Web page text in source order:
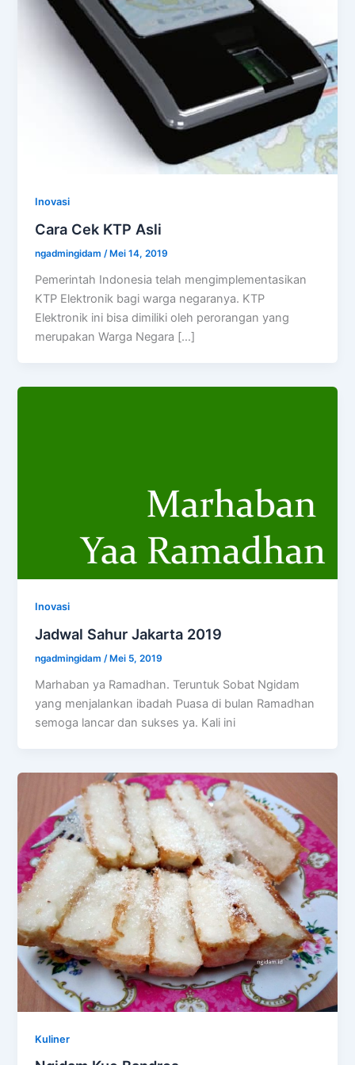
Inovasi
Cara Cek KTP Asli
ngadmingidam /Mei 14, 2019
Pemerintah Indonesia telah mengimplementasikan
KTP Elektronik bagi warga negaranya. KTP
Elektronik ini bisa dimiliki oleh perorangan yang
merupakan Warga Negara […]
Inovasi
Jadwal Sahur Jakarta 2019
ngadmingidam /Mei 5, 2019
Marhaban ya Ramadhan. Teruntuk Sobat Ngidam
yang menjalankan ibadah Puasa di bulan Ramadhan
semoga lancar dan sukses ya. Kali ini
Kuliner